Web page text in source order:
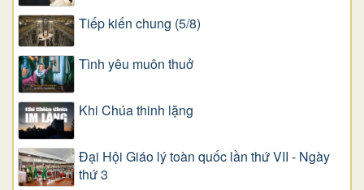
Tiếp kiến chung (5/8)
Tình yêu muôn thuở
Khi Chúa thinh lặng
Đại Hội Giáo lý toàn quốc lần thứ VII - Ngày
thứ 3